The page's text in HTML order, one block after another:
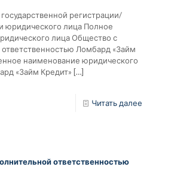
регистрации/
юридического лица Полное
лица Общество с
Ломбард «Займ
наименование юридического
«Займ Кредит» […]
Читать далее
ответственностью